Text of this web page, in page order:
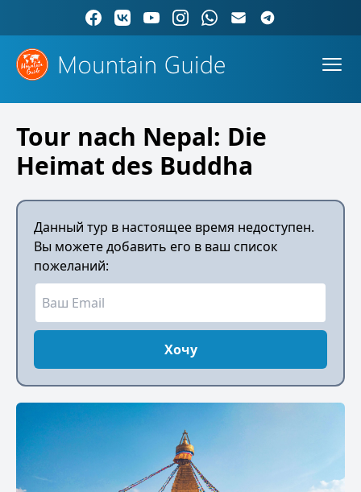
Tour nach Nepal: Die
Heimat des Buddha
Данный тур в настоящее время недоступен.
Вы можете добавить его в ваш список
пожеланий:
Хочу